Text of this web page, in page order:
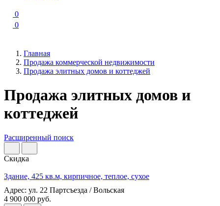
0
0
Главная
Продажа коммерческой недвижимости
Продажа элитных домов и коттеджей
Продажа элитных домов и
коттеджей
Расширенный поиск
Скидка
Здание, 425 кв.м, кирпичное, теплое, сухое
Адрес: ул. 22 Партсъезда / Вольская
4 900 000 руб.